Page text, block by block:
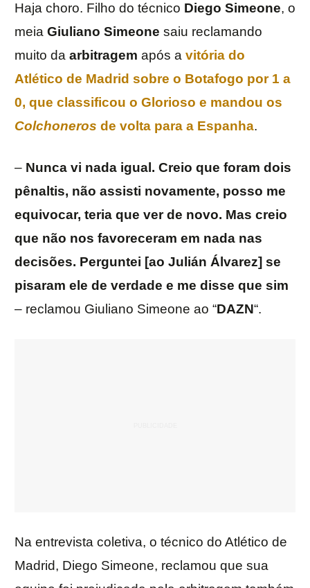
Haja choro. Filho do técnico Diego Simeone, o
meia Giuliano Simeone saiu reclamando
muito da arbitragem após a vitória do
Atlético de Madrid sobre o Botafogo por 1 a
0, que classificou o Glorioso e mandou os
Colchoneros de volta para a Espanha.
– Nunca vi nada igual. Creio que foram dois
pênaltis, não assisti novamente, posso me
equivocar, teria que ver de novo. Mas creio
que não nos favoreceram em nada nas
decisões. Perguntei [ao Julián Álvarez] se
pisaram ele de verdade e me disse que sim
– reclamou Giuliano Simeone ao “DAZN“.
Na entrevista coletiva, o técnico do Atlético de
Madrid, Diego Simeone, reclamou que sua